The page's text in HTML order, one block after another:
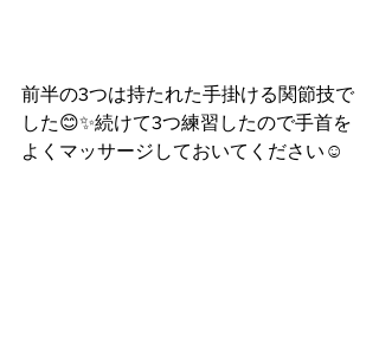
前半の3つは持たれた手掛ける関節技で
した😊✨続けて3つ練習したので手首を
よくマッサージしておいてください☺️